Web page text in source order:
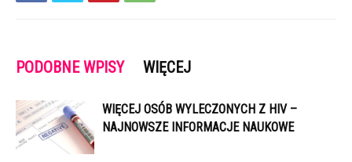
PODOBNE WPISY WIĘCEJ
WIĘCEJ OSÓB WYLECZONYCH Z HIV –
NAJNOWSZE INFORMACJE NAUKOWE